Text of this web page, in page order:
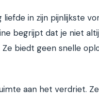
liefde in zijn pijnlijkste
begrijpt dat je niet
biedt geen snelle
aan het verdriet.